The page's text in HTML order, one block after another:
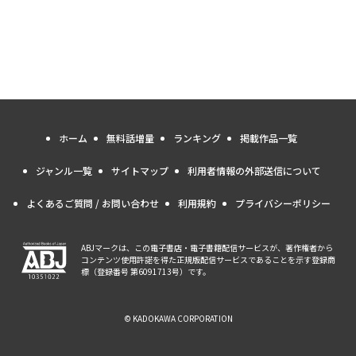
ホーム 無料話増量 ランキング 掲載作品一覧
ジャンル一覧 サイトマップ 利用者情報の外部送信について
よくあるご質問 / お問い合わせ 利用規約 プライバシーポリシー
ABJマークは、この電子書店・電子書籍配信サービスが、著作権者から
コンテンツ使用許諾を得た正規版配信サービスであることを示す登録商
標（登録番号 第6091713号）です。
© KADOKAWA CORPORATION